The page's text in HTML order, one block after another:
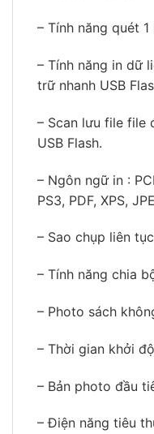
– Tính năng quét
– Tính năng in dữ
trữ nhanh USB
– Scan lưu file file
USB Flash.
– Ngôn ngữ in :
PS3, PDF, XPS,
– Sao chụp liên
– Tính năng chia
– Photo sách
– Thời gian khởi
– Bản photo đầu
– Điện năng tiêu